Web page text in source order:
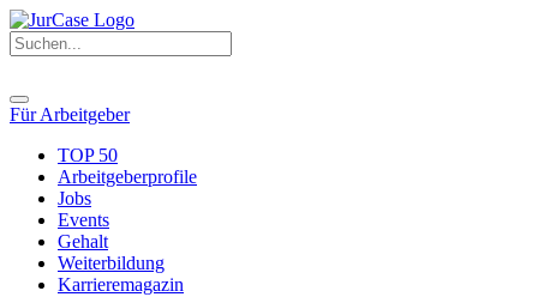
Für Arbeitgeber
TOP 50
Arbeitgeberprofile
Jobs
Events
Gehalt
Weiterbildung
Karrieremagazin